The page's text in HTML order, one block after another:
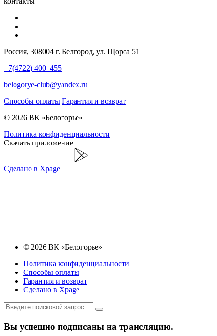
Россия, 308004 г. Белгород, ул. Щорса 51
+7(4722) 400–455
belogorye-club@yandex.ru
Способы оплаты Гарантия и возврат
© 2026 ВК «Белогорье»
Политика конфиденциальности
Скачать приложение
Сделано в Xpage
© 2026 ВК «Белогорье»
Политика конфиденциальности
Способы оплаты
Гарантия и возврат
Сделано в Xpage
Вы успешно подписаны на трансляцию.